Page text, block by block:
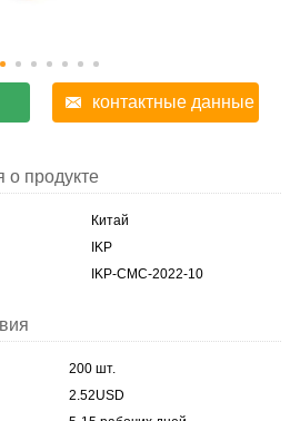
контактные данные
продукте
Китай
IKP
IKP-CMC-2022-10
200 шт.
2.52USD